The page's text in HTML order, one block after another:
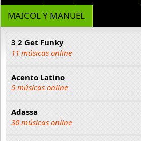
MAICOL Y MANUEL
3 2 Get Funky
11 músicas online
Acento Latino
5 músicas online
Adassa
30 músicas online